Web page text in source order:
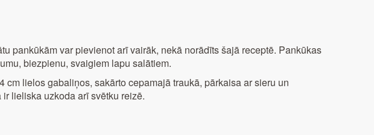
pankūkām var pievienot arī vairāk, nekā norādīts šajā receptē. Pankūkas
biezpienu, svaigiem lapu salātiem.
cm lielos gabaliņos, sakārto cepamajā traukā, pārkaisa ar sieru un
lieliska uzkoda arī svētku reizē.